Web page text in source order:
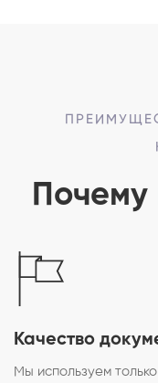
Почему
Качество
Мы используем